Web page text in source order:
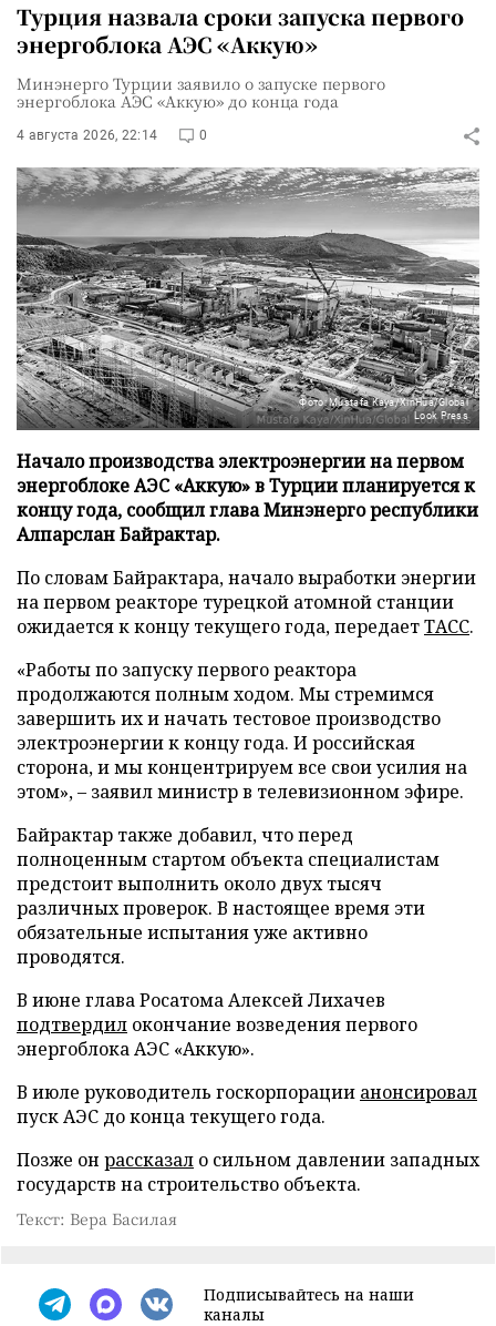
Турция назвала сроки запуска первого
энергоблока АЭС «Аккую»
Минэнерго Турции заявило о запуске первого
энергоблока АЭС «Аккую» до конца года
4 августа 2026, 22:14 0
Фото: Mustafa Kaya/XinHua/Global
Look Press
Начало производства электроэнергии на первом
энергоблоке АЭС «Аккую» в Турции планируется к
концу года, сообщил глава Минэнерго республики
Алпарслан Байрактар.
По словам Байрактара, начало выработки энергии
на первом реакторе турецкой атомной станции
ожидается к концу текущего года, передаетТАСС.
«Работы по запуску первого реактора
продолжаются полным ходом. Мы стремимся
завершить их и начать тестовое производство
электроэнергии к концу года. И российская
сторона, и мы концентрируем все свои усилия на
этом», – заявил министр в телевизионном эфире.
Байрактар также добавил, что перед
полноценным стартом объекта специалистам
предстоит выполнить около двух тысяч
различных проверок. В настоящее время эти
обязательные испытания уже активно
проводятся.
В июне глава Росатома Алексей Лихачев
подтвердил окончание возведения первого
энергоблока АЭС «Аккую».
В июле руководитель госкорпорации анонсировал
пуск АЭС до конца текущего года.
Позже он рассказал о сильном давлении западных
государств на строительство объекта.
Текст: Вера Басилая
Подписывайтесь на наши
каналы